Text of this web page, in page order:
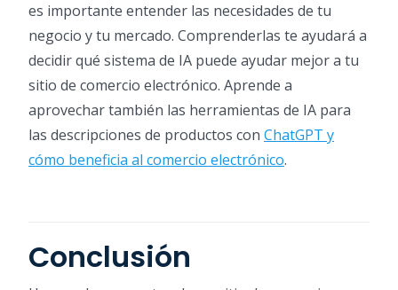
es importante entender las necesidades de tu
negocio y tu mercado. Comprenderlas te ayudará a
decidir qué sistema de IA puede ayudar mejor a tu
sitio de comercio electrónico. Aprende a
aprovechar también las herramientas de IA para
las descripciones de productos con ChatGPT y
cómo beneficia al comercio electrónico.
Conclusión